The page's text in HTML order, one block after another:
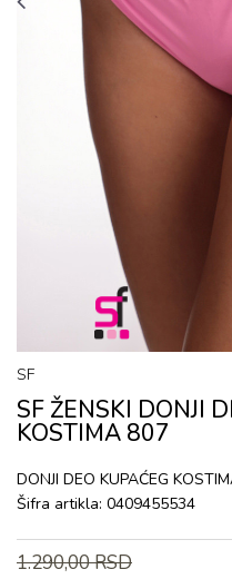
SF
SF ŽENSKI DONJI
KOSTIMA 807
DONJI DEO KUPAĆEG
Šifra artikla: 0409455534
1.290,00RSD